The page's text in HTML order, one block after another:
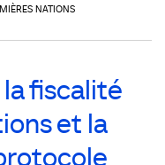
NATIONS
fiscalité
et la